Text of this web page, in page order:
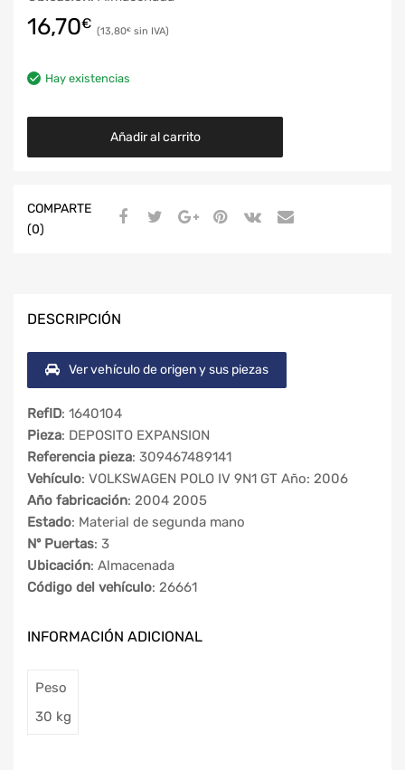
16,70€ 13,80€
Hay existencias
Añadir al carrito
COMPARTE
(0)
DESCRIPCIÓN
Ver vehículo de origen y sus piezas
RefID: 1640104
Pieza: DEPOSITO EXPANSION
Referencia pieza: 309467489141
Vehículo: VOLKSWAGEN POLO IV 9N1 GT Año: 2006
Año fabricación: 2004 2005
Estado: Material de segunda mano
Nº Puertas: 3
Ubicación: Almacenada
Código del vehículo: 26661
INFORMACIÓN ADICIONAL
Peso
30 kg